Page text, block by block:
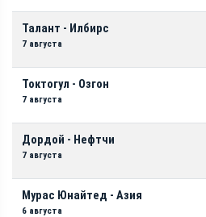
Талант - Илбирс
7 августа
Токтогул - Озгон
7 августа
Дордой - Нефтчи
7 августа
Мурас Юнайтед - Азия
6 августа